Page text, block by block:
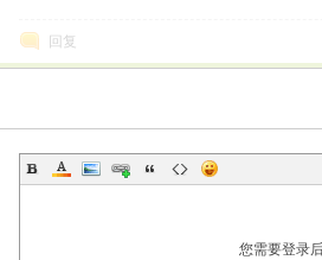
回复
您需要登录